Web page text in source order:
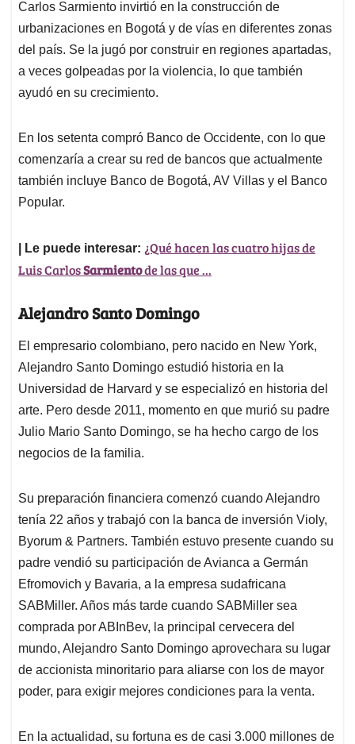
Carlos Sarmiento invirtió en la construcción de
urbanizaciones en Bogotá y de vías en diferentes zonas
del país. Se la jugó por construir en regiones apartadas,
a veces golpeadas por la violencia, lo que también
ayudó en su crecimiento.
En los setenta compró Banco de Occidente, con lo que
comenzaría a crear su red de bancos que actualmente
también incluye Banco de Bogotá, AV Villas y el Banco
Popular.
| Le puede interesar: ¿Qué hacen las cuatro hijas de
Luis CarlosSarmientode las que ...
Alejandro Santo Domingo
El empresario colombiano, pero nacido en New York,
Alejandro Santo Domingo estudió historia en la
Universidad de Harvard y se especializó en historia del
arte. Pero desde 2011, momento en que murió su padre
Julio Mario Santo Domingo, se ha hecho cargo de los
negocios de la familia.
Su preparación financiera comenzó cuando Alejandro
tenía 22 años y trabajó con la banca de inversión Violy,
Byorum & Partners. También estuvo presente cuando su
padre vendió su participación de Avianca a Germán
Efromovich y Bavaria, a la empresa sudafricana
SABMiller. Años más tarde cuando SABMiller sea
comprada por ABInBev, la principal cervecera del
mundo, Alejandro Santo Domingo aprovechara su lugar
de accionista minoritario para aliarse con los de mayor
poder, para exigir mejores condiciones para la venta.
En la actualidad, su fortuna es de casi 3.000 millones de